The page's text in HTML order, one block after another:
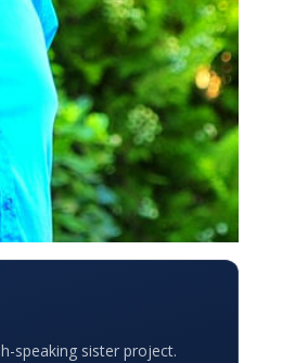
speaking sister project.